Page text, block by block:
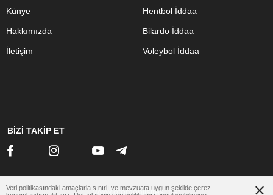
Künye
Hakkımızda
İletişim
Hentbol İddaa
Bilardo İddaa
Voleybol İddaa
BİZİ TAKİP ET
www.otomobilsitesi.net
Veri politikasındaki amaçlarla sınırlı ve mevzuata uygun şekilde çerez